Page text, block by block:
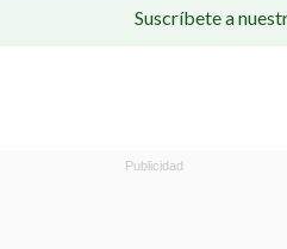
Suscríbete a